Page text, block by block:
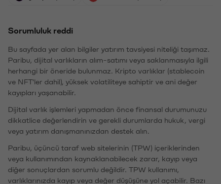
Sorumluluk reddi
Bu sayfada yer alan bilgiler yatırım tavsiyesi niteliği taşımaz.
Paribu, dijital varlıkların alım-satımı veya saklanmasıyla ilgili
herhangi bir öneride bulunmaz. Kripto varlıklar (stablecoin
ve NFT'ler dahil), yüksek volatiliteye sahiptir ve ani değer
kayıpları yaşanabilir.
Dijital varlık işlemleri yapmadan önce finansal durumunuzu
dikkatlice değerlendirin ve gerekli durumlarda hukuk, vergi
veya yatırım danışmanınızdan destek alın.
Paribu, üçüncü taraf web sitelerinin (TPW) içeriklerinden
veya kullanımından kaynaklanabilecek zarar, kayıp veya
diğer sonuçlardan sorumlu değildir. TPW kullanımı,
varlıklarınızda kayıp veya değer düşüşüne yol açabilir. Bazı